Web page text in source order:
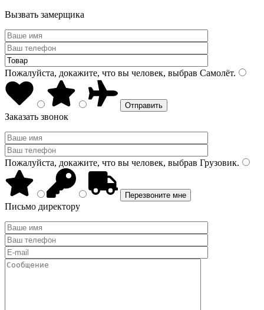
Вызвать замерщика
Пожалуйста, докажите, что вы человек, выбрав Самолёт.
Заказать звонок
Пожалуйста, докажите, что вы человек, выбрав Грузовик.
Письмо директору